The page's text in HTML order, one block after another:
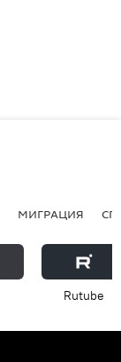
МИГРАЦИЯ
Rutube